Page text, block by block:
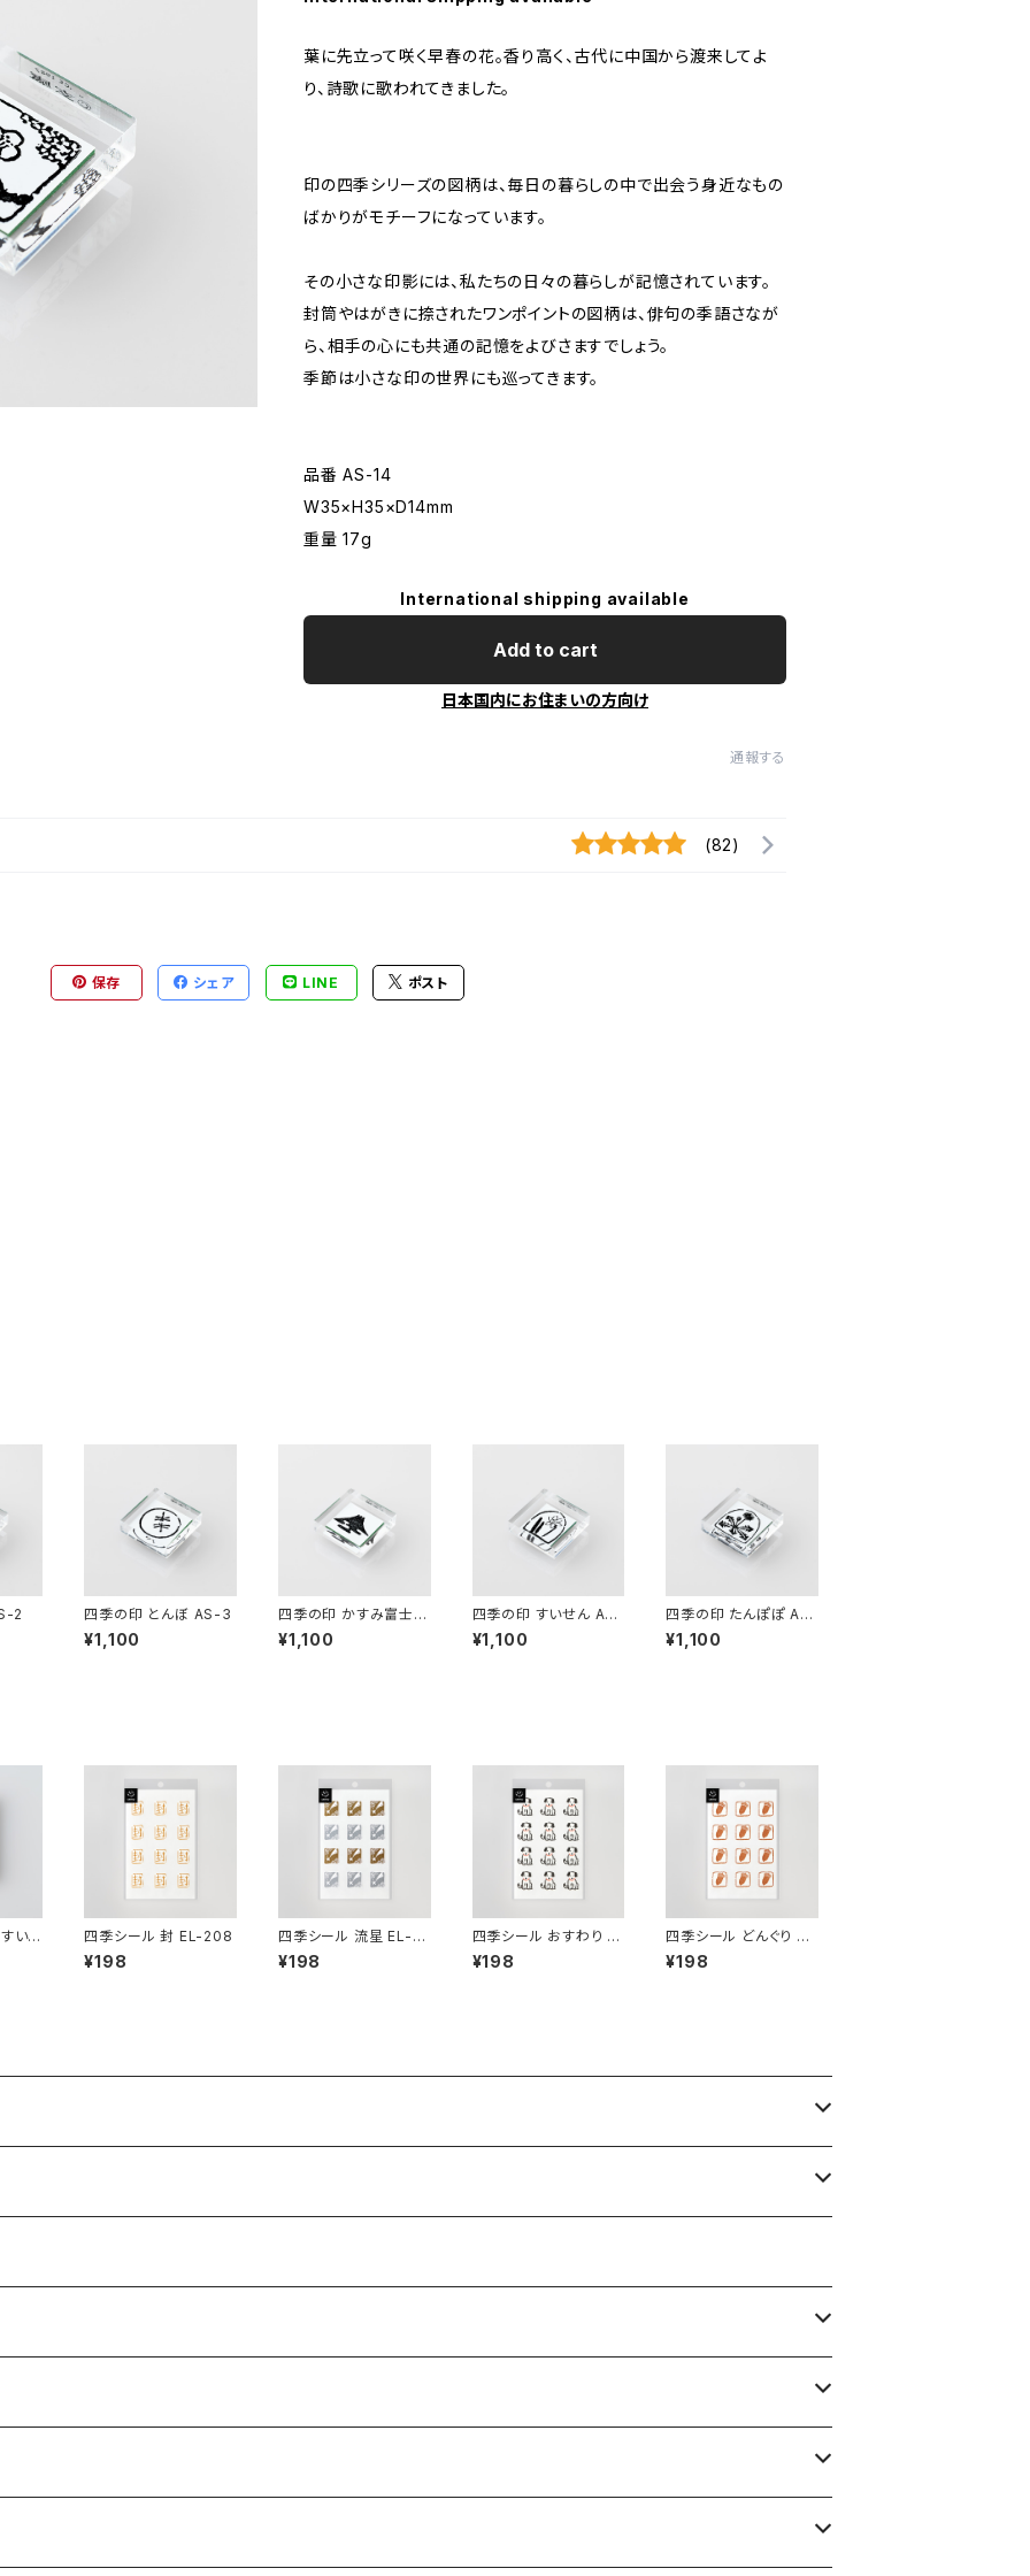
葉に先立って咲く早春の花。香り高く、古代に中国から渡来してよ
り、詩歌に歌われてきました。
印の四季シリーズの図柄は、毎日の暮らしの中で出会う身近なもの
ばかりがモチーフになっています。
その小さな印影には、私たちの日々の暮らしが記憶されています。
封筒やはがきに捺されたワンポイントの図柄は、俳句の季語さなが
ら、相手の心にも共通の記憶をよびさますでしょう。
季節は小さな印の世界にも巡ってきます。
品番 AS-14
W35×H35×D14mm
重量 17g
International shipping available
Add to cart
日本国内にお住まいの方向け
通報する
(82)
保存 シェア LINE ポスト
2 四季の印 とんぼ AS-3
¥1,100
四季の印 かすみ富士 A
S-4
¥1,100
四季の印 すいせん AS-
5
¥1,100
四季の印 たんぽぽ AS-
7
¥1,100
いせ 四季シール 封 EL-208
¥198
四季シール 流星 EL-5
0
¥198
四季シール おすわり EL
-216
¥198
四季シール どんぐり EL
-107
¥198